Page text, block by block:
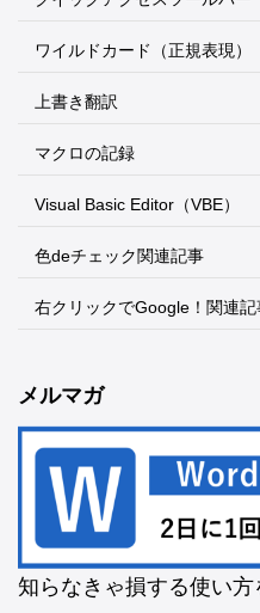
ワイルドカード（正規表現）
上書き翻訳
マクロの記録
Visual Basic Editor（VBE）
色deチェック関連記事
右クリックでGoogle！関連記
メルマガ
知らなきゃ損する使い